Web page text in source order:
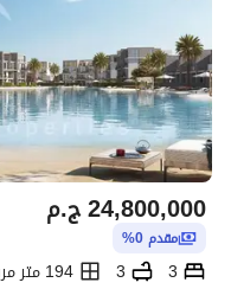
ج.م24,800,000
مقدم 0%
3
3
194 متر مربع